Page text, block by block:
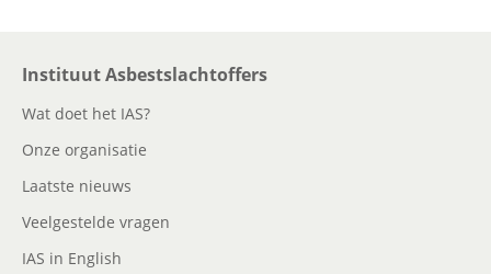
Instituut Asbestslachtoffers
Wat doet het IAS?
Onze organisatie
Laatste nieuws
Veelgestelde vragen
IAS in English